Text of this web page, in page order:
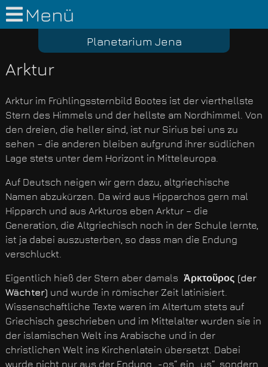
Menü
Planetarium Jena
Arktur
Arktur im Frühlingssternbild Bootes ist der vierthellste
Stern des Himmels und der hellste am Nordhimmel. Von
den dreien, die heller sind, ist nur Sirius bei uns zu
sehen – die anderen bleiben aufgrund ihrer südlichen
Lage stets unter dem Horizont in Mitteleuropa.
Auf Deutsch neigen wir gern dazu, altgriechische
Namen abzukürzen. Da wird aus Hipparchos gern mal
Hipparch und aus Arkturos eben Arktur – die
Generation, die Altgriechisch noch in der Schule lernte,
ist ja dabei auszusterben, so dass man die Endung
verschluckt.
Eigentlich hieß der Stern aber damals
Ἀρκτοῦρος (der
Wächter) und wurde in römischer Zeit latinisiert.
Wissenschaftliche Texte waren im Altertum stets auf
Griechisch geschrieben und im Mittelalter wurden sie in
der islamischen Welt ins Arabische und in der
christlichen Welt ins Kirchenlatein übersetzt. Dabei
wurde nicht nur aus der Endung „-os“ ein „us“, sondern